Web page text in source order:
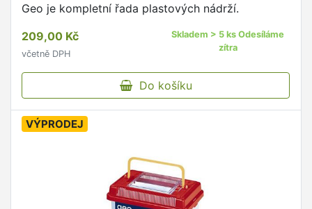
Geo je kompletní řada plastových nádrží.
209,00 Kč
včetně DPH
Skladem > 5 ks Odesíláme
zítra
Do košíku
VÝPRODEJ